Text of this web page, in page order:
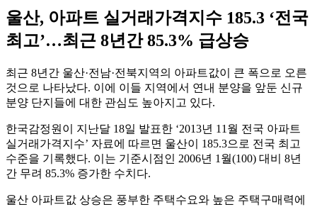
울산, 아파트 실거래가격지수 185.3 ‘전국
최고’…최근 8년간 85.3% 급상승
최근 8년간 울산·전남·전북지역의 아파트값이 큰 폭으로 오른
것으로 나타났다. 이에 이들 지역에서 연내 분양을 앞둔 신규
분양 단지들에 대한 관심도 높아지고 있다.
한국감정원이 지난달 18일 발표한 ‘2013년 11월 전국 아파트
실거래가격지수’ 자료에 따르면 울산이 185.3으로 전국 최고
수준을 기록했다. 이는 기준시점인 2006년 1월(100) 대비 8년
간 무려 85.3% 증가한 수치다.
울산 아파트값 상승은 풍부한 주택수요와 높은 주택구매력에